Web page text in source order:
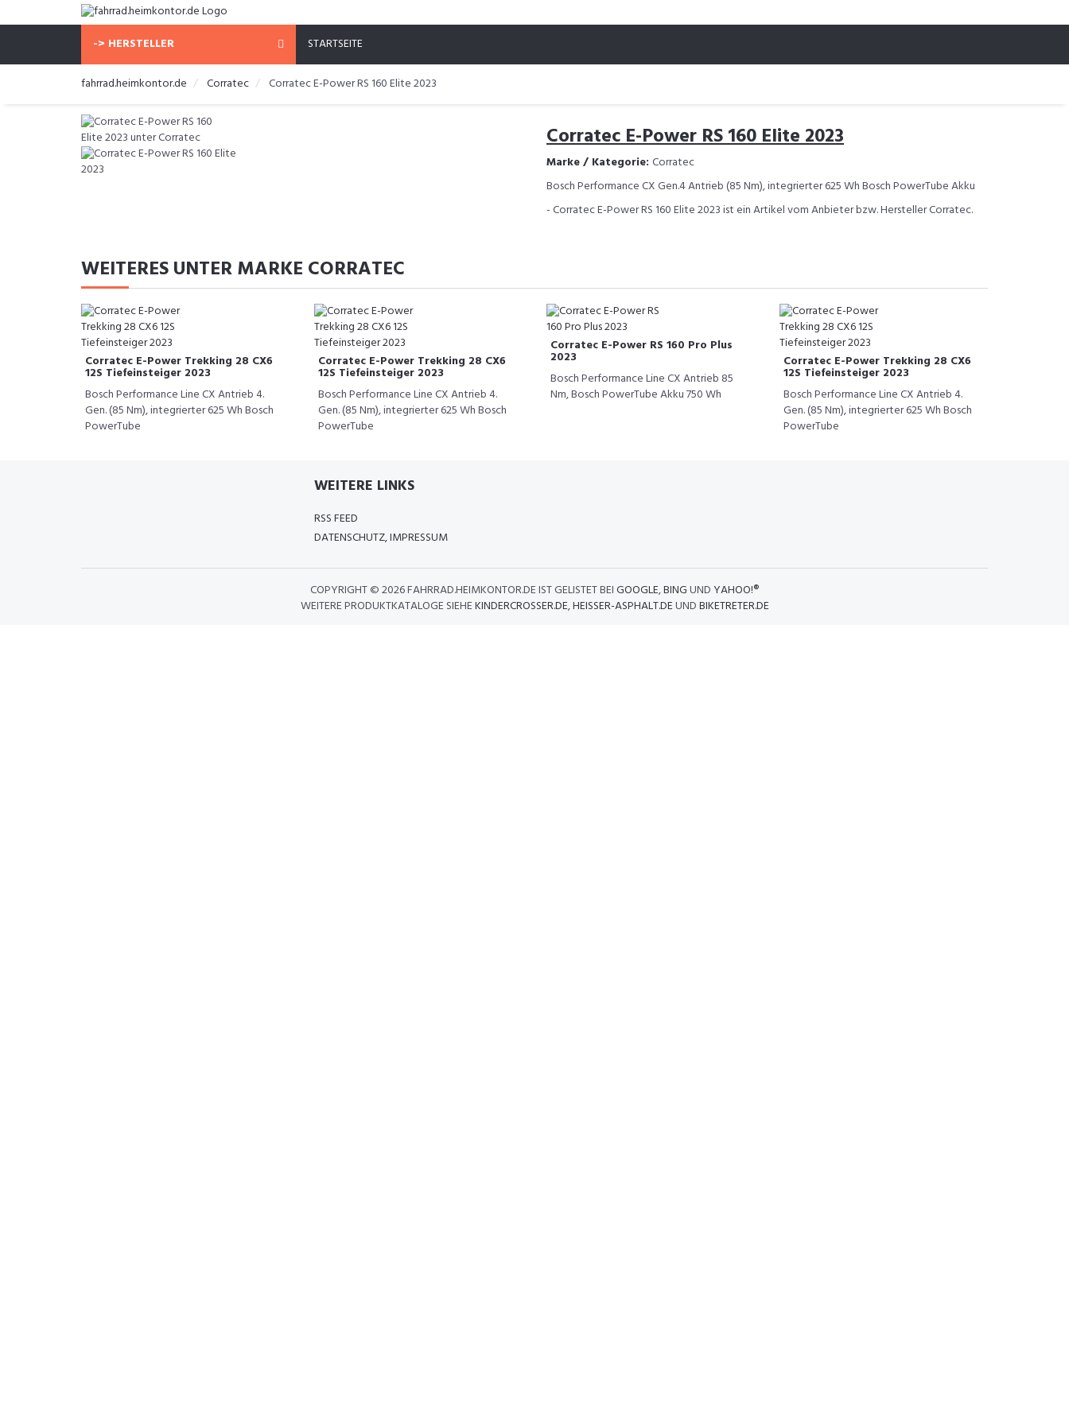
-> HERSTELLER STARTSEITE
fahrrad.heimkontor.de Corratec Corratec E-Power RS 160 Elite 2023
Corratec E-Power RS 160 Elite 2023
Marke / Kategorie: Corratec
Bosch Performance CX Gen.4 Antrieb (85 Nm), integrierter 625 Wh Bosch PowerTube Akku
- Corratec E-Power RS 160 Elite 2023 ist ein Artikel vom Anbieter bzw. Hersteller Corratec.
WEITERES UNTER MARKE CORRATEC
Corratec E-Power Trekking 28 CX6
12S Tiefeinsteiger 2023
Bosch Performance Line CX Antrieb 4.
Gen. (85 Nm), integrierter 625 Wh Bosch
PowerTube
Corratec E-Power Trekking 28 CX6
12S Tiefeinsteiger 2023
Bosch Performance Line CX Antrieb 4.
Gen. (85 Nm), integrierter 625 Wh Bosch
PowerTube
Corratec E-Power RS 160 Pro Plus
2023
Bosch Performance Line CX Antrieb 85
Nm, Bosch PowerTube Akku 750 Wh
Corratec E-Power Trekking 28 CX6
12S Tiefeinsteiger 2023
Bosch Performance Line CX Antrieb 4.
Gen. (85 Nm), integrierter 625 Wh Bosch
PowerTube
WEITERE LINKS
RSS FEED
DATENSCHUTZ, IMPRESSUM
COPYRIGHT ©2026 FAHRRAD.HEIMKONTOR.DE IST GELISTET BEIGOOGLE,BINGUND YAHOO!®
WEITERE PRODUKTKATALOGE SIEHEKINDERCROSSER.DE,HEISSER-ASPHALT.DEUNDBIKETRETER.DE